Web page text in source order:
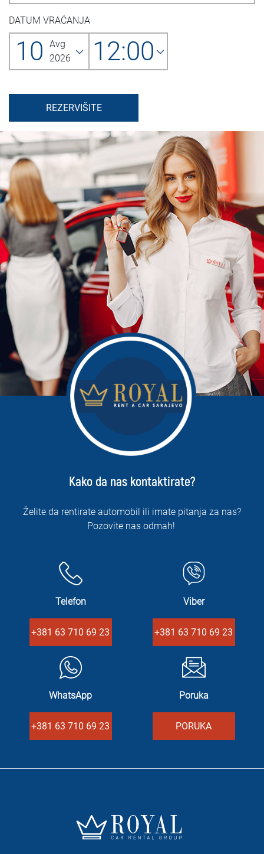
DATUM VRAĆANJA
10
Avg
2026
12:00
REZERVIŠITE
Kako da nas kontaktirate?
Želite da rentirate automobil ili imate pitanja za nas?
Pozovite nas odmah!
Telefon
+381 63 710 69 23
Viber
+381 63 710 69 23
WhatsApp
+381 63 710 69 23
Poruka
PORUKA